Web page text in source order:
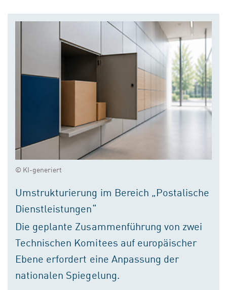
© KI-generiert
Umstrukturierung im Bereich „Postalische
Dienstleistungen“
Die geplante Zusammenführung von zwei
Technischen Komitees auf europäischer
Ebene erfordert eine Anpassung der
nationalen Spiegelung.